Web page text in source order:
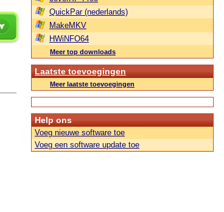
QuickPar (nederlands)
MakeMKV
HWiNFO64
Meer top downloads
Laatste toevoegingen
Meer laatste toevoegingen
Help ons
Voeg nieuwe software toe
Voeg een software update toe